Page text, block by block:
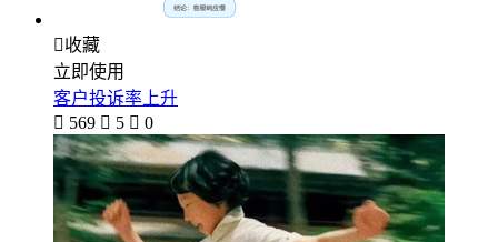
收藏
立即使用
客户投诉率上升
 569  5  0